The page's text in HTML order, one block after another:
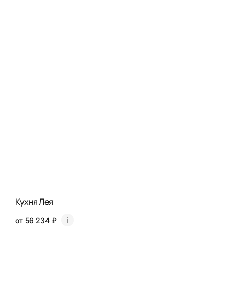
Кухня Лея
от 56 234 ₽